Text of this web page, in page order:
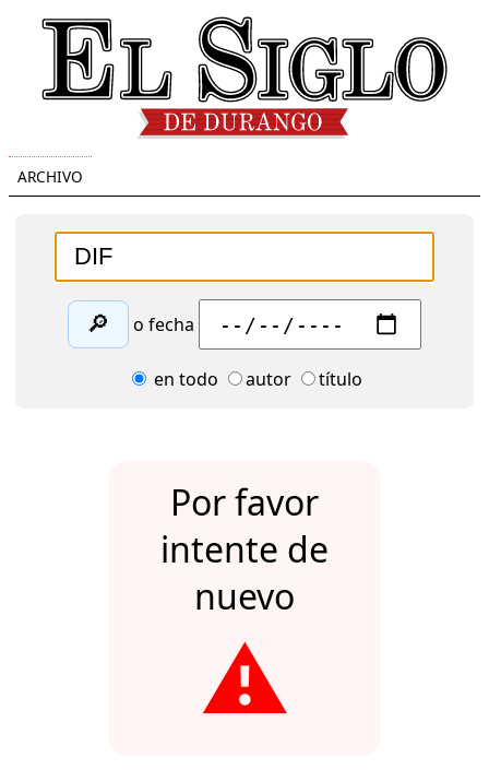
ARCHIVO
🔎 o fecha
en todo autor título
Por favor
intente de
nuevo
⚠️